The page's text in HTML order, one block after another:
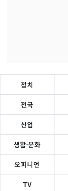
정치
전국
산업
생활·문화
오피니언
TV